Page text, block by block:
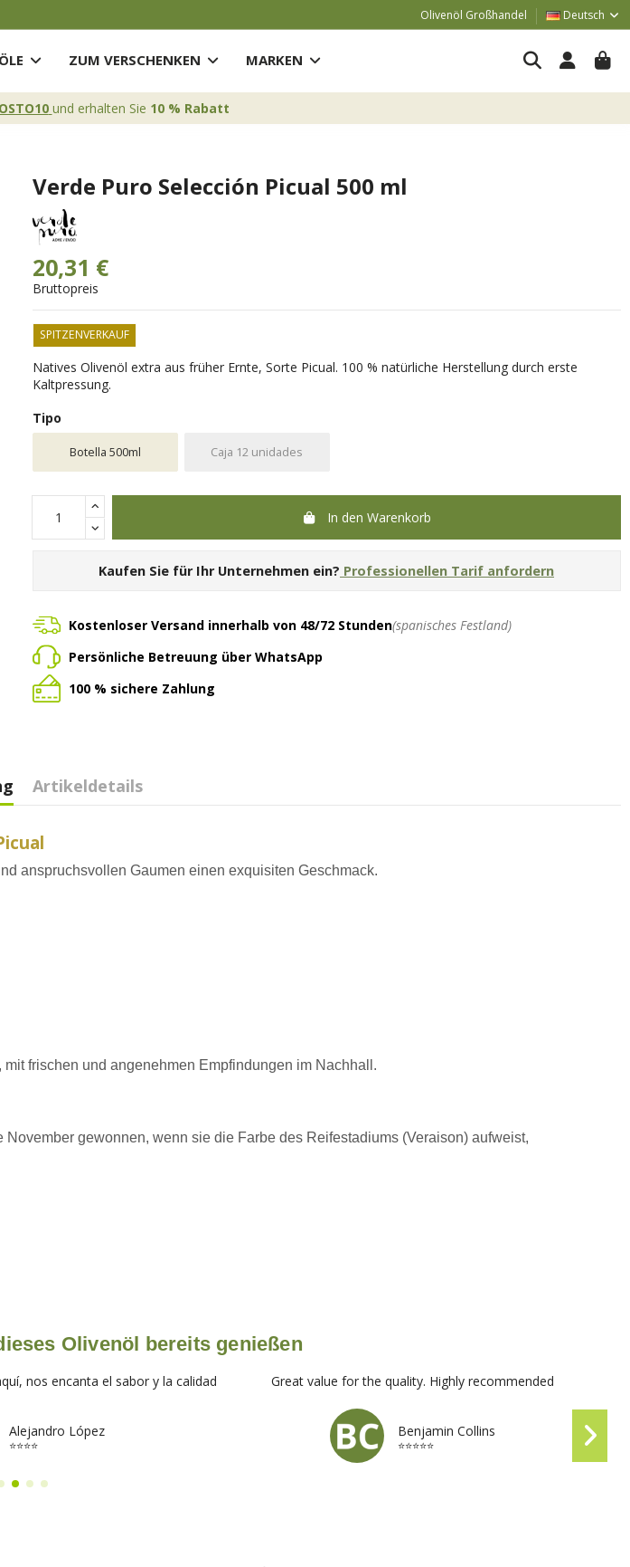
Olivenöl Großhandel Deutsch
ÖLE ZUM VERSCHENKEN MARKEN
und erhalten Sie 10 % Rabatt
Verde Puro Selección Picual 500 ml
20,31 €
Bruttopreis
SPITZENVERKAUF
Natives Olivenöl extra aus früher Ernte, Sorte Picual. 100 % natürliche Herstellung durch erste
Kaltpressung.
Tipo
Botella 500ml Caja 12 unidades
In den Warenkorb
Kaufen Sie für Ihr Unternehmen ein? Professionellen Tarif anfordern
Kostenloser Versand innerhalb von 48/72 Stunden(spanisches Festland)
Persönliche Betreuung über WhatsApp
100 % sichere Zahlung
Artikeldetails
anspruchsvollen Gaumen einen exquisiten Geschmack.
frischen und angenehmen Empfindungen im Nachhall.
November gewonnen, wenn sie die Farbe des Reifestadiums (Veraison) aufweist,
Olivenöl bereits genießen
nos encanta el sabor y la calidad
Alejandro López
⭐⭐⭐⭐
Great value for the quality. Highly recommended
Benjamin Collins
⭐⭐⭐⭐⭐